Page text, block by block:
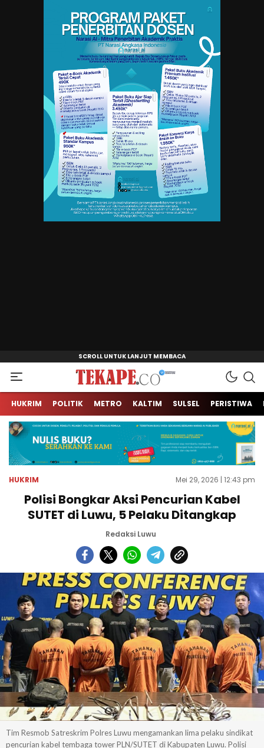
Tekape.co
Jendela Informasi Kita
HUKRIM POLITIK METRO KALTIM SULSEL PERISTIWA
HUKRIM Mei 29, 2026 | 12:43 pm
Polisi Bongkar Aksi Pencurian Kabel
SUTET di Luwu, 5 Pelaku Ditangkap
Redaksi Luwu
Tim Resmob Satreskrim Polres Luwu mengamankan lima pelaku sindikat
pencurian kabel tembaga tower PLN/SUTET di Kabupaten Luwu. Polisi